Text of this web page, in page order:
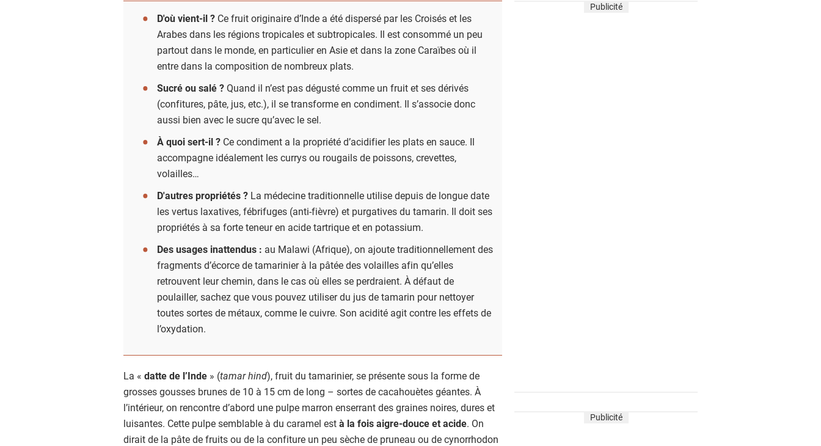
D'où vient-il ? Ce fruit originaire d’Inde a été dispersé par les Croisés et les
Arabes dans les régions tropicales et subtropicales. Il est consommé un peu
partout dans le monde, en particulier en Asie et dans la zone Caraïbes où il
entre dans la composition de nombreux plats.
Sucré ou salé ?Quand il n’est pas dégusté comme un fruit et ses dérivés
(confitures, pâte, jus, etc.), il se transforme en condiment. Il s’associe donc
aussi bien avec le sucre qu’avec le sel.
À quoi sert-il ? Ce condiment a la propriété d’acidifier les plats en sauce. Il
accompagne idéalement les currys ou rougails de poissons, crevettes,
volailles…
D'autres propriétés ? La médecine traditionnelle utilise depuis de longue date
les vertus laxatives, fébrifuges (anti-fièvre) et purgatives du tamarin. Il doit ses
propriétés à sa forte teneur en acide tartrique et en potassium.
Des usages inattendus : au Malawi (Afrique), on ajoute traditionnellement des
fragments d’écorce de tamarinier à la pâtée des volailles afin qu’elles
retrouvent leur chemin, dans le cas où elles se perdraient. À défaut de
poulailler, sachez que vous pouvez utiliser du jus de tamarin pour nettoyer
toutes sortes de métaux, comme le cuivre. Son acidité agit contre les effets de
l’oxydation.
La « datte de l’Inde » (tamar hind), fruit du tamarinier, se présente sous la forme de
grosses gousses brunes de 10 à 15 cm de long – sortes de cacahouètes géantes. À
l’intérieur, on rencontre d’abord une pulpe marron enserrant des graines noires, dures et
luisantes. Cette pulpe semblable à du caramel està la fois aigre-douce et acide. On
dirait de la pâte de fruits ou de la confiture un peu sèche de pruneau ou de cynorrhodon
Publicité
Publicité